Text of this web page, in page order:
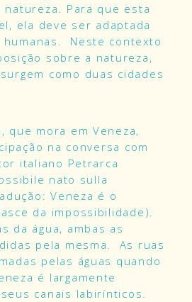
Para que esta
ela deve ser adaptada
humanas. Neste contexto
sobre a natureza,
como duas cidades
que mora em Veneza,
na conversa com
italiano Petrarca
nato sulla
Veneza é o
da impossibilidade).
da água, ambas as
pela mesma. As ruas
pelas águas quando
é largamente
canais labirínticos.